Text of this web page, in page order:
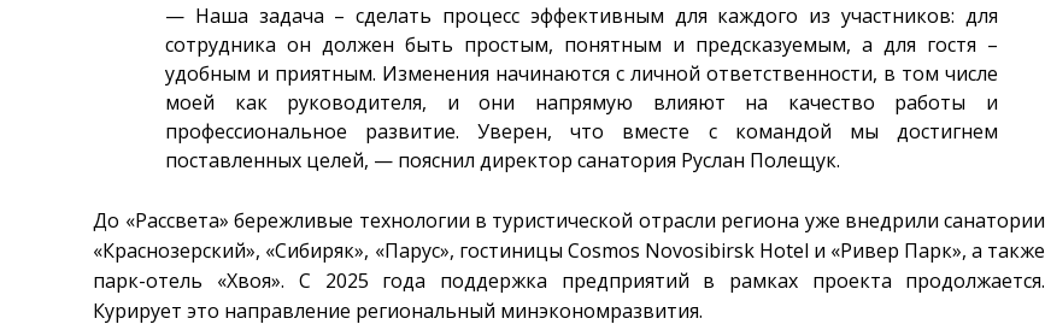
— Наша задача – сделать процесс эффективным для каждого из участников: для
сотрудника он должен быть простым, понятным и предсказуемым, а для гостя –
удобным и приятным. Изменения начинаются с личной ответственности, в том числе
моей как руководителя, и они напрямую влияют на качество работы и
профессиональное развитие. Уверен, что вместе с командой мы достигнем
поставленных целей, — пояснил директор санатория Руслан Полещук.
До «Рассвета» бережливые технологии в туристической отрасли региона уже внедрили санатории
«Краснозерский», «Сибиряк», «Парус», гостиницы Cosmos Novosibirsk Hotel и «Ривер Парк», а также
парк-отель «Хвоя». С 2025 года поддержка предприятий в рамках проекта продолжается.
Курирует это направление региональный минэкономразвития.